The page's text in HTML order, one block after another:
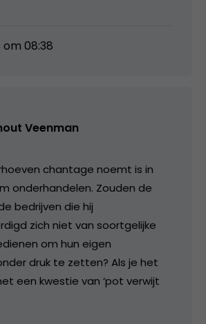
08:38
Veenman
chantage noemt is in
onderhandelen. Zouden de
bedrijven die hij
zich niet van soortgelijke
om hun eigen
druk te zetten? Als je het
een kwestie van ‘pot verwijt